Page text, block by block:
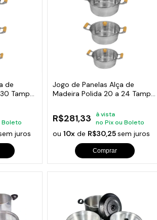
de
Tampa
Boleto
juros
Jogo de Panelas Alça de
Madeira Polida 20 a 24 Tampa
R$281,33
à vista
no Pix ou Boleto
ou10x de R$30,25sem juros
Comprar